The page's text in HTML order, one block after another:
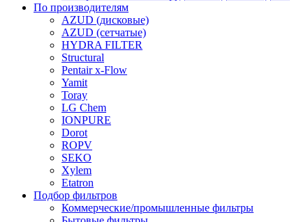
По производителям
AZUD (дисковые)
AZUD (сетчатые)
HYDRA FILTER
Structural
Pentair x-Flow
Yamit
Toray
LG Chem
IONPURE
Dorot
ROPV
SEKO
Xylem
Etatron
Подбор фильтров
Коммерческие/промышленные фильтры